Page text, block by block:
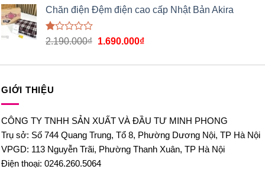
hạng
1.00
5
Chăn điện Đệm điện cao cấp Nhật Bản Akira
Được
1.00
sao
2.190.000₫ 1.690.000₫
GIỚI THIỆU
CÔNG TY TNHH SẢN XUẤT VÀ ĐẦU TƯ MINH PHONG
Trụ sở: Số 744 Quang Trung, Tổ 8, Phường Dương Nội, TP Hà Nội
VPGD: 113 Nguyễn Trãi, Phường Thanh Xuân, TP Hà Nội
Điện thoại: 0246.260.5064